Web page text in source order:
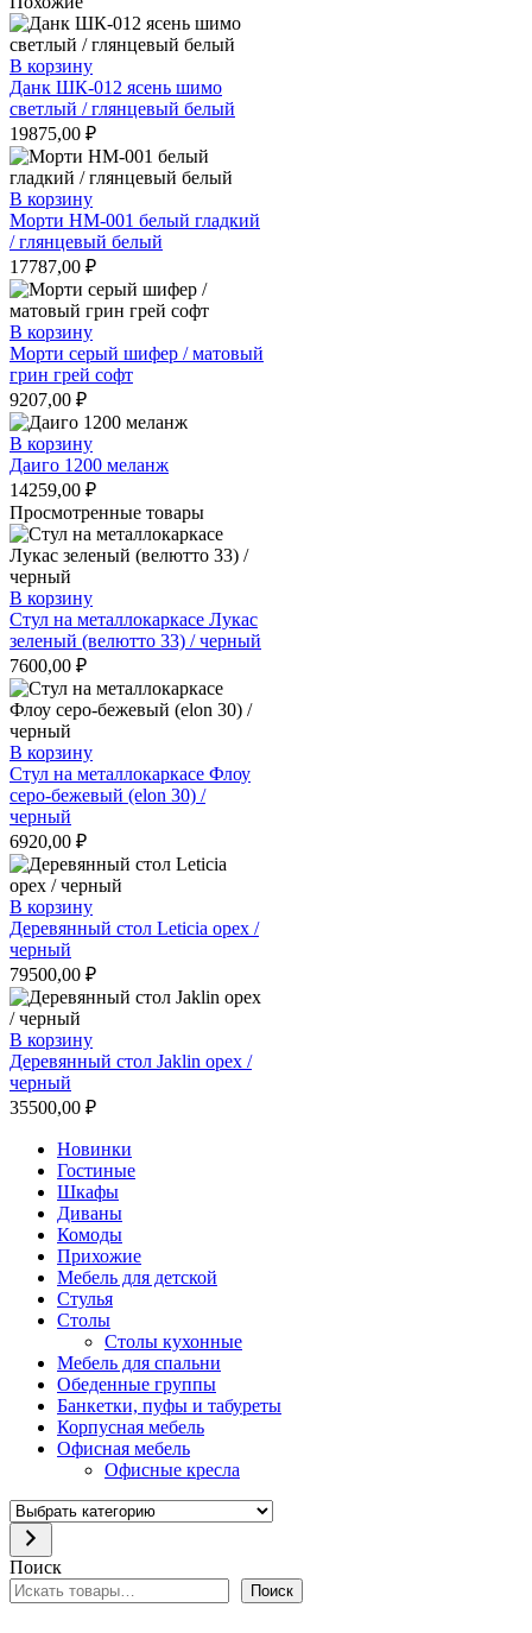
В корзину
Данк ШК-012 ясень шимо
светлый / глянцевый белый
19875,00 ₽
В корзину
Морти НМ-001 белый гладкий
/ глянцевый белый
17787,00 ₽
В корзину
Морти серый шифер / матовый
грин грей софт
9207,00 ₽
В корзину
Даиго 1200 меланж
14259,00 ₽
Просмотренные товары
В корзину
Стул на металлокаркасе Лукас
зеленый (велютто 33) / черный
7600,00 ₽
В корзину
Стул на металлокаркасе Флоу
серо-бежевый (elon 30) /
черный
6920,00 ₽
В корзину
Деревянный стол Leticia орех /
черный
79500,00 ₽
В корзину
Деревянный стол Jaklin орех /
черный
35500,00 ₽
Новинки
Гостиные
Шкафы
Диваны
Комоды
Прихожие
Мебель для детской
Стулья
Столы
Столы кухонные
Мебель для спальни
Обеденные группы
Банкетки, пуфы и табуреты
Корпусная мебель
Офисная мебель
Офисные кресла
Выбрать
категорию
Поиск
Поиск